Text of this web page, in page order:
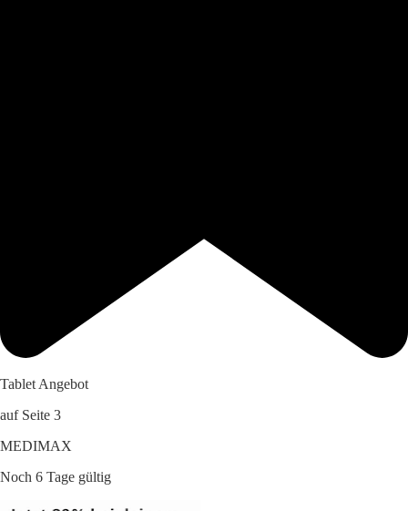
Tablet Angebot
auf Seite 3
MEDIMAX
Noch 6 Tage gültig